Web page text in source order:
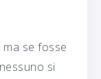
se fosse
si